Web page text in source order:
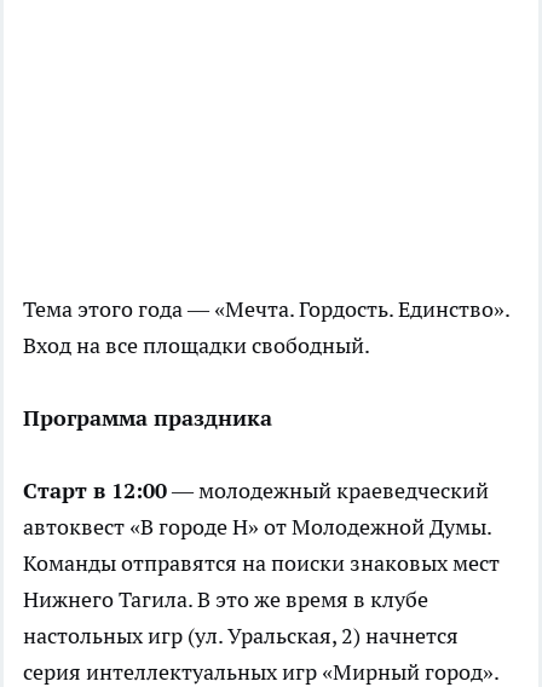
Тема этого года — «Мечта. Гордость. Единство».
Вход на все площадки свободный.
Программа праздника
Старт в 12:00— молодежный краеведческий
автоквест «В городе Н» от Молодежной Думы.
Команды отправятся на поиски знаковых мест
Нижнего Тагила. В это же время в клубе
настольных игр (ул. Уральская, 2) начнется
серия интеллектуальных игр «Мирный город».